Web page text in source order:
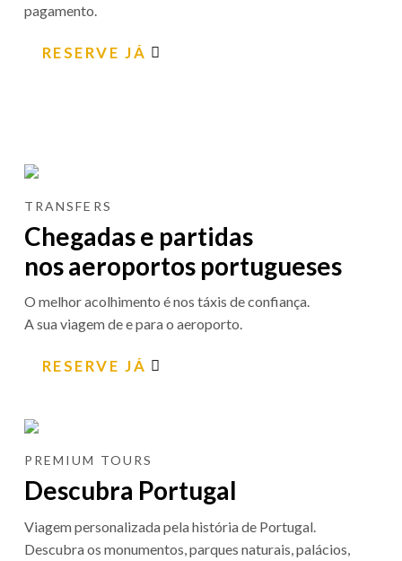
pagamento.
RESERVE JÁ
TRANSFERS
Chegadas e partidas
nos aeroportos portugueses
O melhor acolhimento é nos táxis de confiança.
A sua viagem de e para o aeroporto.
RESERVE JÁ
PREMIUM TOURS
Descubra Portugal
Viagem personalizada pela história de Portugal.
Descubra os monumentos, parques naturais, palácios,